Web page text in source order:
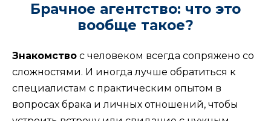
Брачное агентство: что это
вообще такое?
Знакомство с человеком всегда сопряжено со
сложностями. И иногда лучше обратиться к
специалистам с практическим опытом в
вопросах брака и личных отношений, чтобы